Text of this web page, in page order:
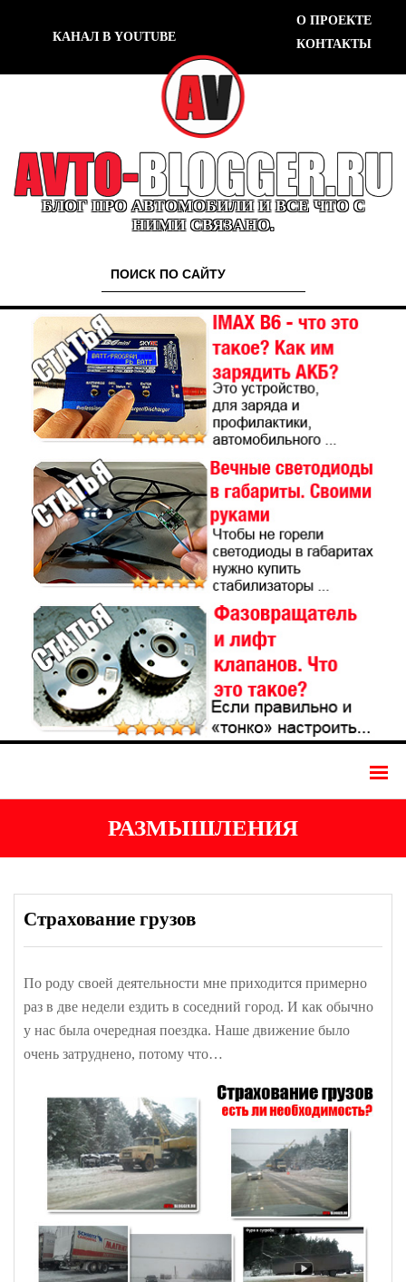
КАНАЛ В YOUTUBE
О ПРОЕКТЕ
КОНТАКТЫ
БЛОГ ПРО АВТОМОБИЛИ И ВСЕ ЧТО С
НИМИ СВЯЗАНО.
РАЗМЫШЛЕНИЯ
Страхование грузов
По роду своей деятельности мне приходится примерно
раз в две недели ездить в соседний город. И как обычно
у нас была очередная поездка. Наше движение было
очень затруднено, потому что…